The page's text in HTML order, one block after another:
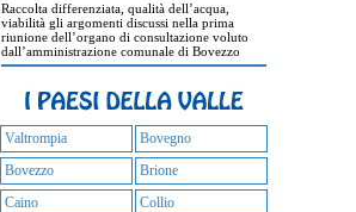
Raccolta differenziata, qualità dell’acqua,
viabilità gli argomenti discussi nella prima
riunione dell’organo di consultazione voluto
dall’amministrazione comunale di Bovezzo
Valtrompia
Bovegno
Bovezzo
Brione
Caino
Collio